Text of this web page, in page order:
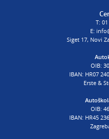
procjena@aksiget.hr
poslovnica Siget
T:
E:
Siget 17, Novi
OIB:
IBAN: HR07
Erste &
OIB:
IBAN: HR45